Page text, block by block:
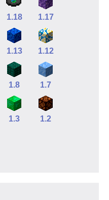
1.18 1.17
1.13 1.12
1.8 1.7
1.3 1.2